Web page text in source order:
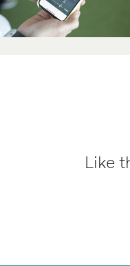
Like